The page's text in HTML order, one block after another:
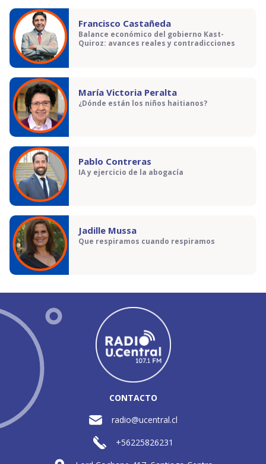
Francisco Castañeda
Balance económico del gobierno Kast-
Quiroz: avances reales y contradicciones
María Victoria Peralta
¿Dónde están los niños haitianos?
Pablo Contreras
IA y ejercicio de la abogacía
Jadille Mussa
Que respiramos cuando respiramos
CONTACTO
radio@ucentral.cl
+56225826231